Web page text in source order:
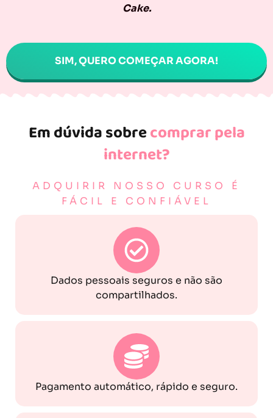
Cake.
SIM, QUERO COMEÇAR AGORA!
Em dúvida sobrecomprar pela
internet?
ADQUIRIR NOSSO CURSO É
FÁCIL E CONFIÁVEL
Dados pessoais seguros e não são
compartilhados.
Pagamento automático, rápido e seguro.